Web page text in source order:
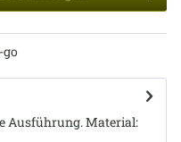
go
Ausführung. Material: